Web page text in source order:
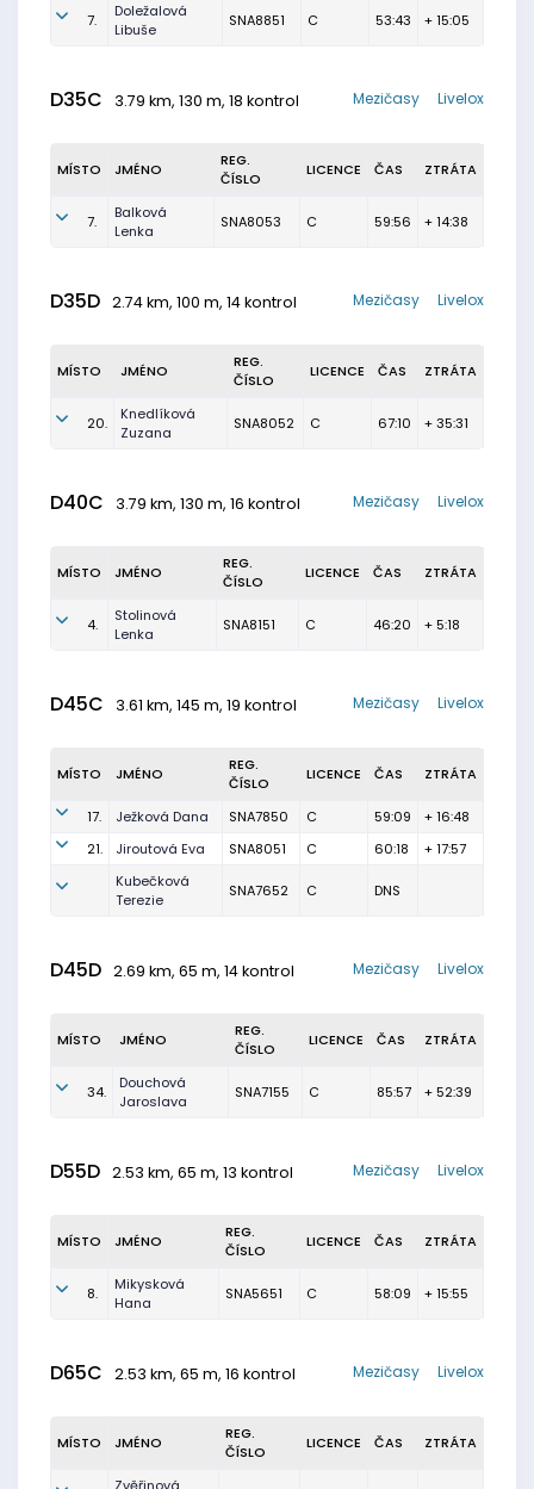
7.
Doležalová
Libuše
SNA8851 C 53:43 + 15:05
D35C 3.79 km, 130 m, 18 kontrol Livelox
Mezičasy
MÍSTO JMÉNO
REG.
ČÍSLO
LICENCE ČAS ZTRÁTA
7.
Balková
Lenka
SNA8053 C 59:56 + 14:38
D35D 2.74 km, 100 m, 14 kontrol Livelox
Mezičasy
MÍSTO JMÉNO
REG.
ČÍSLO
LICENCE ČAS ZTRÁTA
20.
Knedlíková
Zuzana
SNA8052 C 67:10 + 35:31
D40C 3.79 km, 130 m, 16 kontrol Livelox
Mezičasy
MÍSTO JMÉNO
REG.
ČÍSLO
LICENCE ČAS ZTRÁTA
4.
Stolinová
Lenka
SNA8151 C 46:20 + 5:18
D45C 3.61 km, 145 m, 19 kontrol Livelox
Mezičasy
MÍSTO JMÉNO
REG.
ČÍSLO
LICENCE ČAS ZTRÁTA
17. Ježková Dana SNA7850 C 59:09
+ 16:48
21.
Jiroutová Eva SNA8051 C 60:18
+ 17:57
Kubečková
Terezie
SNA7652 C DNS
D45D 2.69 km, 65 m, 14 kontrol Livelox
Mezičasy
MÍSTO JMÉNO
REG.
ČÍSLO
LICENCE ČAS ZTRÁTA
34.
Douchová
Jaroslava
SNA7155 C 85:57 + 52:39
D55D 2.53 km, 65 m, 13 kontrol Livelox
Mezičasy
MÍSTO JMÉNO
REG.
ČÍSLO
LICENCE ČAS ZTRÁTA
8.
Mikysková
Hana
SNA5651 C 58:09 + 15:55
D65C 2.53 km, 65 m, 16 kontrol Livelox
Mezičasy
MÍSTO JMÉNO
REG.
ČÍSLO
LICENCE ČAS ZTRÁTA